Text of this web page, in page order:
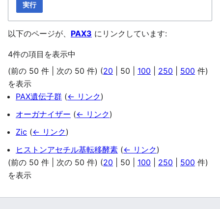
実行
以下のページが、 PAX3 にリンクしています:
4件の項目を表示中
(前の 50 件 次の 50 件) (20 50 100 250 500 件)
を表示
PAX遺伝子群 (← リンク)
オーガナイザー (← リンク)
Zic (← リンク)
ヒストンアセチル基転移酵素 (← リンク)
(前の 50 件 次の 50 件) (20 50 100 250 500 件)
を表示